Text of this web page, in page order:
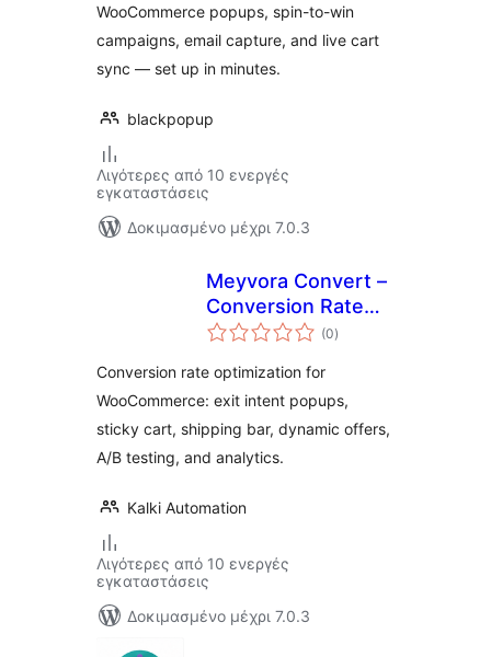
WooCommerce popups, spin-to-win
campaigns, email capture, and live cart
sync — set up in minutes.
blackpopup
Λιγότερες από 10 ενεργές
εγκαταστάσεις
Δοκιμασμένο μέχρι 7.0.3
Meyvora Convert –
Conversion Rate
Optimizer for
(0αξιολογήσεις
σύνολο
)
Conversion rate optimization for
WooCommerce: exit intent popups,
sticky cart, shipping bar, dynamic offers,
A/B testing, and analytics.
Kalki Automation
Λιγότερες από 10 ενεργές
εγκαταστάσεις
Δοκιμασμένο μέχρι 7.0.3